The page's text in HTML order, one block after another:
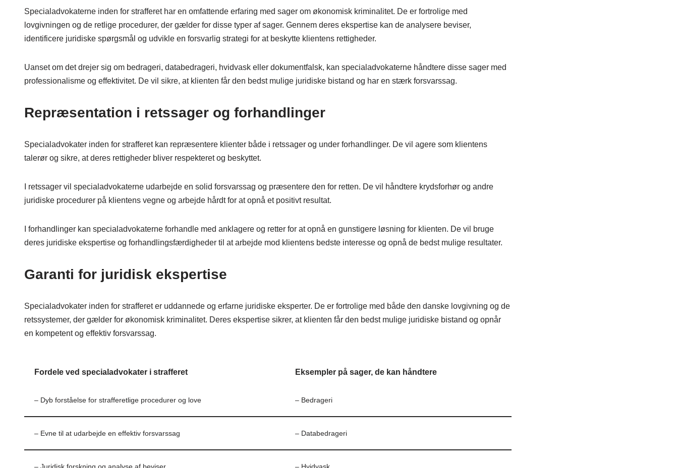
Specialadvokaterne inden for strafferet har en omfattende erfaring med sager om økonomisk kriminalitet. De er fortrolige med
lovgivningen og de retlige procedurer, der gælder for disse typer af sager. Gennem deres ekspertise kan de analysere beviser,
identificere juridiske spørgsmål og udvikle en forsvarlig strategi for at beskytte klientens rettigheder.
Uanset om det drejer sig om bedrageri, databedrageri, hvidvask eller dokumentfalsk, kan specialadvokaterne håndtere disse sager med
professionalisme og effektivitet. De vil sikre, at klienten får den bedst mulige juridiske bistand og har en stærk forsvarssag.
Repræsentation i retssager og forhandlinger
Specialadvokater inden for strafferet kan repræsentere klienter både i retssager og under forhandlinger. De vil agere som klientens
talerør og sikre, at deres rettigheder bliver respekteret og beskyttet.
I retssager vil specialadvokaterne udarbejde en solid forsvarssag og præsentere den for retten. De vil håndtere krydsforhør og andre
juridiske procedurer på klientens vegne og arbejde hårdt for at opnå et positivt resultat.
I forhandlinger kan specialadvokaterne forhandle med anklagere og retter for at opnå en gunstigere løsning for klienten. De vil bruge
deres juridiske ekspertise og forhandlingsfærdigheder til at arbejde mod klientens bedste interesse og opnå de bedst mulige resultater.
Garanti for juridisk ekspertise
Specialadvokater inden for strafferet er uddannede og erfarne juridiske eksperter. De er fortrolige med både den danske lovgivning og de
retssystemer, der gælder for økonomisk kriminalitet. Deres ekspertise sikrer, at klienten får den bedst mulige juridiske bistand og opnår
en kompetent og effektiv forsvarssag.
Fordele ved specialadvokater i strafferet Eksempler på sager, de kan håndtere
– Dyb forståelse for strafferetlige procedurer og love – Bedrageri
– Evne til at udarbejde en effektiv forsvarssag – Databedrageri